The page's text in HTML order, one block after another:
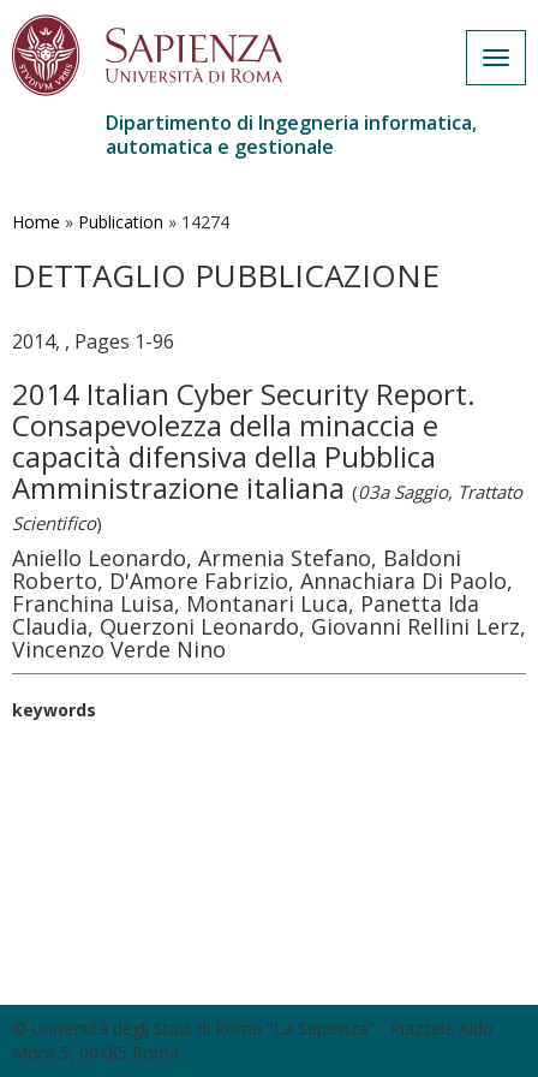
contenuto
Dipartimento di Ingegneria informatica,
automatica e gestionale
Home » Publication » 14274
DETTAGLIO PUBBLICAZIONE
2014, , Pages 1-96
2014 Italian Cyber Security Report.
Consapevolezza della minaccia e
capacità difensiva della Pubblica
Amministrazione italiana (03a Saggio, Trattato
Scientifico)
Aniello Leonardo, Armenia Stefano, Baldoni
Roberto, D'Amore Fabrizio, Annachiara Di Paolo,
Franchina Luisa, Montanari Luca, Panetta Ida
Claudia, Querzoni Leonardo, Giovanni Rellini Lerz,
Vincenzo Verde Nino
keywords
© Università degli Studi di Roma "La Sapienza" - Piazzale Aldo
Moro 5, 00185 Roma